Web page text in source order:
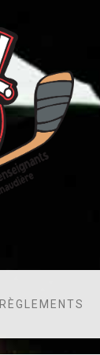
RÈGLEMENTS